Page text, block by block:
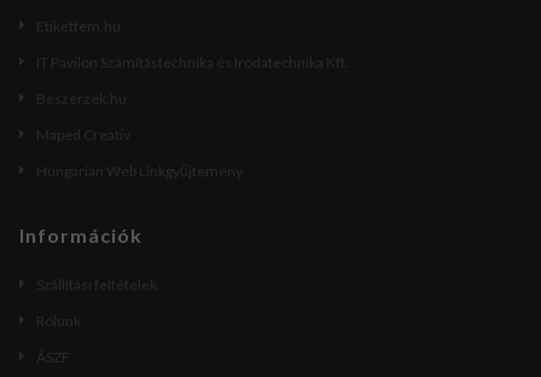
Etikettem.hu
IT Pavilon Számítástechnika és Irodatechnika Kft.
Beszerzek.hu
Maped Creativ
Hungarian Web Linkgyűjtemény
Információk
Szállítási feltételek
Rólunk
ÁSZF